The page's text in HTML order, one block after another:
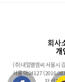
회사
개
(주)내일엘엠씨 서울시
서울 아04127